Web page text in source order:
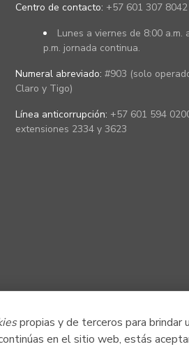
propias y de terceros para brindar
en el sitio web, estás
Centro de contacto: +57 601 307 8042
Lunes a viernes de 8:00 a.m.
p.m. jornada continua.
Numeral abreviado: #903 (solo
Claro y Tigo)
Línea anticorrupción: +57 601 594
extensiones 2334 y 3623